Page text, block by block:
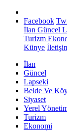
Facebook
İlan Güncel
Turizm
Künye
İlan
Güncel
Lapseki
Belde Ve
Siyaset
Yerel
Turizm
Ekonomi